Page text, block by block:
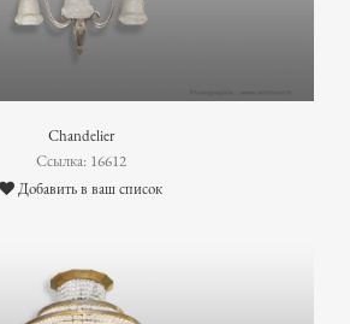
Chandelier
Ссылка: 16612
Добавить в ваш список